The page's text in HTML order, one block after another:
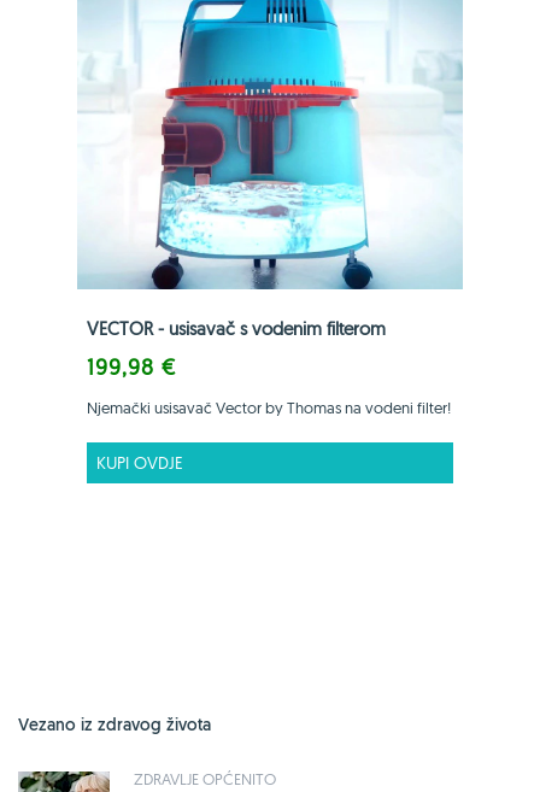
VECTOR - usisavač s vodenim filterom
199,98 €
Njemački usisavač Vector by Thomas na vodeni filter!
KUPI OVDJE
Vezano iz zdravog života
ZDRAVLJE OPĆENITO